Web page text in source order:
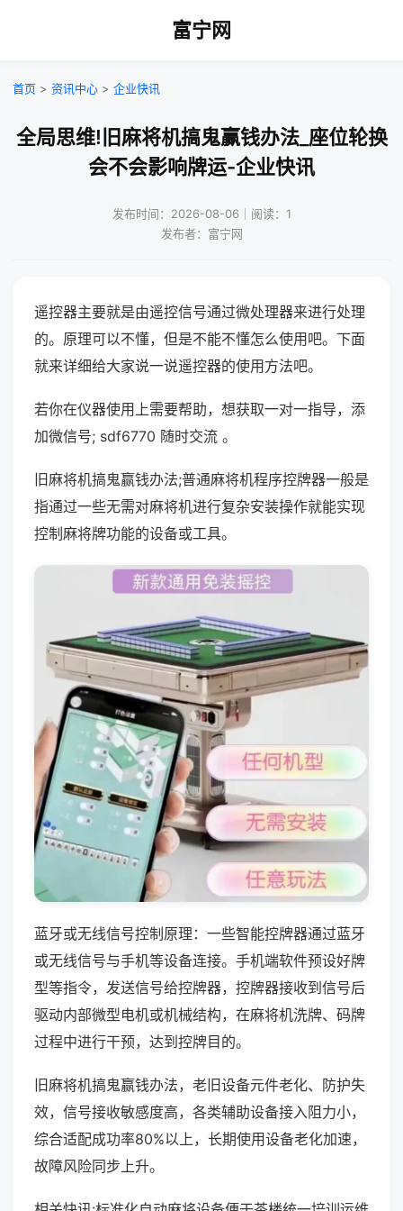
富宁网
首页 > 资讯中心 > 企业快讯
全局思维!旧麻将机搞鬼赢钱办法_座位轮换
会不会影响牌运-企业快讯
发布时间：2026-08-06｜阅读：1
发布者：富宁网
遥控器主要就是由遥控信号通过微处理器来进行处理
的。原理可以不懂，但是不能不懂怎么使用吧。下面
就来详细给大家说一说遥控器的使用方法吧。
若你在仪器使用上需要帮助，想获取一对一指导，添
加微信号; sdf6770 随时交流 。
旧麻将机搞鬼赢钱办法;普通麻将机程序控牌器一般是
指通过一些无需对麻将机进行复杂安装操作就能实现
控制麻将牌功能的设备或工具。
蓝牙或无线信号控制原理：一些智能控牌器通过蓝牙
或无线信号与手机等设备连接。手机端软件预设好牌
型等指令，发送信号给控牌器，控牌器接收到信号后
驱动内部微型电机或机械结构，在麻将机洗牌、码牌
过程中进行干预，达到控牌目的。
旧麻将机搞鬼赢钱办法，老旧设备元件老化、防护失
效，信号接收敏感度高，各类辅助设备接入阻力小，
综合适配成功率80%以上，长期使用设备老化加速，
故障风险同步上升。